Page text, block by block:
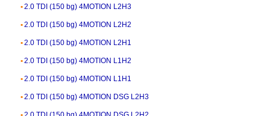
2.0 TDI (150 bg) 4MOTION L2H3
2.0 TDI (150 bg) 4MOTION L2H2
2.0 TDI (150 bg) 4MOTION L2H1
2.0 TDI (150 bg) 4MOTION L1H2
2.0 TDI (150 bg) 4MOTION L1H1
2.0 TDI (150 bg) 4MOTION DSG L2H3